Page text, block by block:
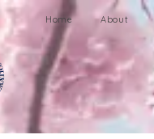
Home About